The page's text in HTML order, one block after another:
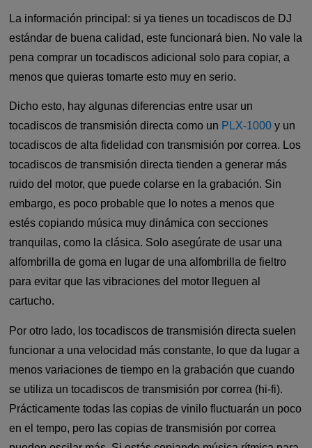
La información principal: si ya tienes un tocadiscos de DJ
estándar de buena calidad, este funcionará bien. No vale la
pena comprar un tocadiscos adicional solo para copiar, a
menos que quieras tomarte esto muy en serio.
Dicho esto, hay algunas diferencias entre usar un
tocadiscos de transmisión directa como un PLX-1000 y un
tocadiscos de alta fidelidad con transmisión por correa. Los
tocadiscos de transmisión directa tienden a generar más
ruido del motor, que puede colarse en la grabación. Sin
embargo, es poco probable que lo notes a menos que
estés copiando música muy dinámica con secciones
tranquilas, como la clásica. Solo asegúrate de usar una
alfombrilla de goma en lugar de una alfombrilla de fieltro
para evitar que las vibraciones del motor lleguen al
cartucho.
Por otro lado, los tocadiscos de transmisión directa suelen
funcionar a una velocidad más constante, lo que da lugar a
menos variaciones de tiempo en la grabación que cuando
se utiliza un tocadiscos de transmisión por correa (hi-fi).
Prácticamente todas las copias de vinilo fluctuarán un poco
en el tempo, pero las copias de transmisión por correa